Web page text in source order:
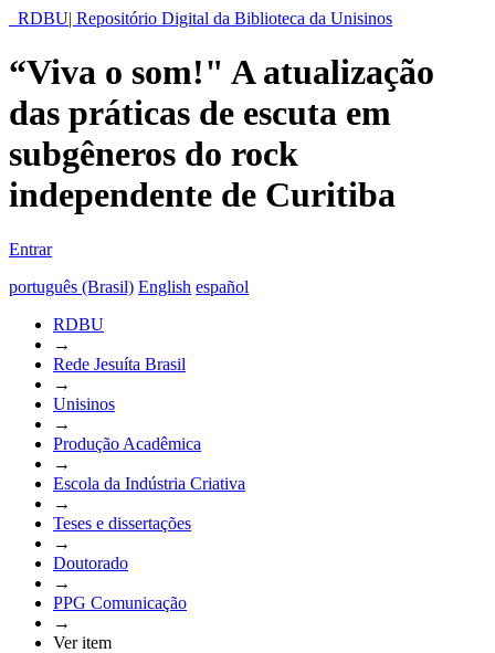
RDBU| Repositório Digital da Biblioteca da Unisinos
“Viva o som!" A atualização
das práticas de escuta em
subgêneros do rock
independente de Curitiba
Entrar
português (Brasil) English español
RDBU
→
Rede Jesuíta Brasil
→
Unisinos
→
Produção Acadêmica
→
Escola da Indústria Criativa
→
Teses e dissertações
→
Doutorado
→
PPG Comunicação
→
Ver item